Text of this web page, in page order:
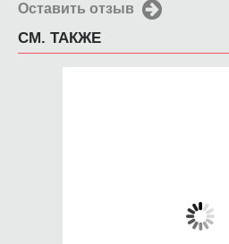
Оставить отзыв
СМ. ТАКЖЕ